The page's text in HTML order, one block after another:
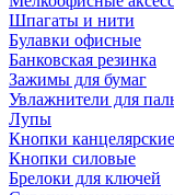
Шпагаты и нити
Булавки офисные
Банковская резинка
Зажимы для бумаг
Увлажнители для
Лупы
Кнопки канцелярские
Кнопки силовые
Брелоки для ключей